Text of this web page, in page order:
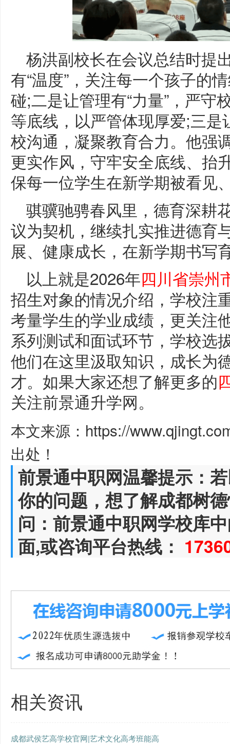
杨洪副校长在会议总结时提
有“温度”，关注每一个孩子的
碰;二是让管理有“力量”，严守
等底线，以严管体现厚爱;三是
校沟通，凝聚教育合力。他强
更实作风，守牢安全底线、抬
保每一位学生在新学期被看见
骐骥驰骋春风里，德育深耕
议为契机，继续扎实推进德育
展、健康成长，在新学期书写
以上就是2026年四川省崇州
招生对象的情况介绍，学校注
考量学生的学业成绩，更关注
系列测试和面试环节，学校选
他们在这里汲取知识，成长为
才。如果大家还想了解更多的
关注前景通升学网。
本文来源：https://
出处！
前景通中职网温馨提示：
你的问题，想了解成都树
问：前景通中职网学校库
面,或咨询平台热线：
相关资讯
成都武侯艺高学校官网|艺术文化高考班能高